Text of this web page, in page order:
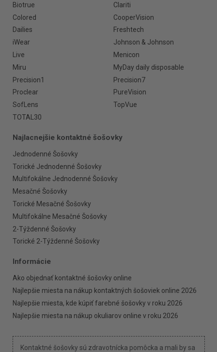
Biotrue
Clariti
Colored
CooperVision
Dailies
Freshtech
iWear
Johnson & Johnson
Live
Menicon
Miru
MyDay daily disposable
Precision1
Precision7
Proclear
PureVision
SofLens
TopVue
TOTAL30
Najlacnejšie kontaktné šošovky
Jednodenné Šošovky
Torické Jednodenné Šošovky
Multifokálne Jednodenné Šošovky
Mesačné Šošovky
Torické Mesačné Šošovky
Multifokálne Mesačné Šošovky
2-Týždenné Šošovky
Torické 2-Týždenné Šošovky
Informácie
Ako objednať kontaktné šošovky online
Najlepšie miesta na nákup kontaktných šošoviek online 2026
Najlepšie miesta, kde kúpiť farebné šošovky v roku 2026
Najlepšie miesta na nákup okuliarov online v roku 2026
Kontaktné šošovky sú zdravotnícka pomôcka a mali by sa